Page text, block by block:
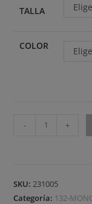
TALLA
COLOR
- +
SKU:231005
Categoría: 132-